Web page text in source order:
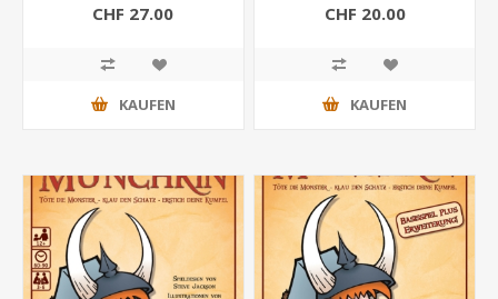
CHF 27.00
KAUFEN
CHF 20.00
KAUFEN